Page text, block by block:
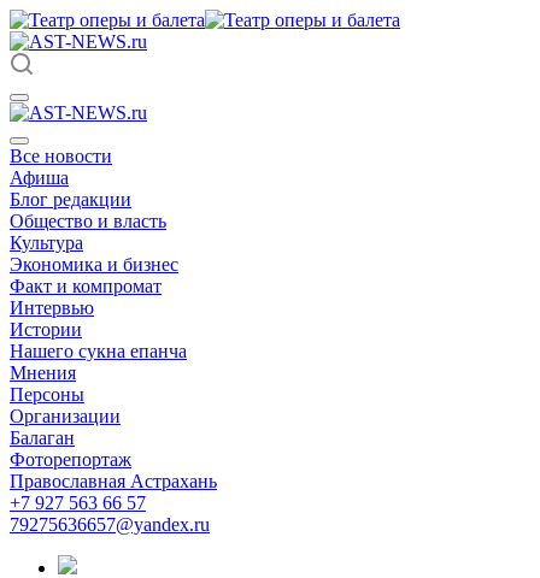
Все новости
Афиша
Блог редакции
Общество и власть
Культура
Экономика и бизнес
Факт и компромат
Интервью
Истории
Нашего сукна епанча
Мнения
Персоны
Организации
Балаган
Фоторепортаж
Православная Астрахань
+7 927 563 66 57
79275636657@yandex.ru